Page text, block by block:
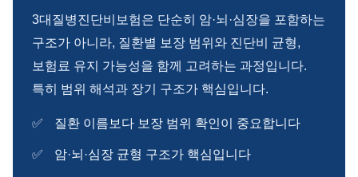
3대질병진단비보험은 단순히 암·뇌·심장을 포함하는
구조가 아니라, 질환별 보장 범위와 진단비 균형,
보험료 유지 가능성을 함께 고려하는 과정입니다.
특히 범위 해석과 장기 구조가 핵심입니다.
질환 이름보다 보장 범위 확인이 중요합니다
암·뇌·심장 균형 구조가 핵심입니다